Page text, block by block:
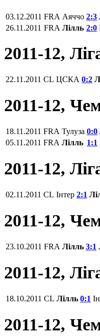
03.12.2011 FRA Аяччо 2:3
26.11.2011 FRA Лілль 2:0
2011-12,
22.11.2011 CL ЦСКА 0:2
2011-12,
18.11.2011 FRA Тулуза 0:0
05.11.2011 FRA Лілль 1:1
2011-12,
02.11.2011 CL Інтер 2:1
2011-12,
23.10.2011 FRA Лілль 3:1
2011-12,
18.10.2011 CL Лілль 0:1
2011-12,